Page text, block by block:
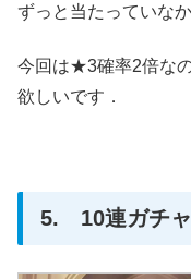
ずっと当たっていな
今回は★3確率2倍な
欲しいです．
5. 10連ガチ